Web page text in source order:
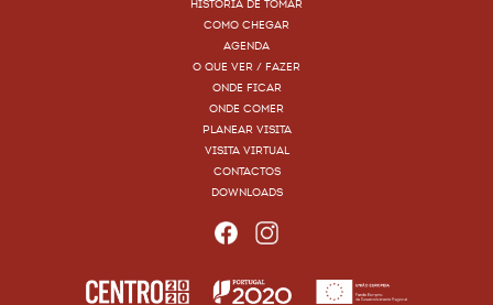
HISTÓRIA DE TOMAR
COMO CHEGAR
AGENDA
O QUE VER / FAZER
ONDE FICAR
ONDE COMER
PLANEAR VISITA
VISITA VIRTUAL
CONTACTOS
DOWNLOADS